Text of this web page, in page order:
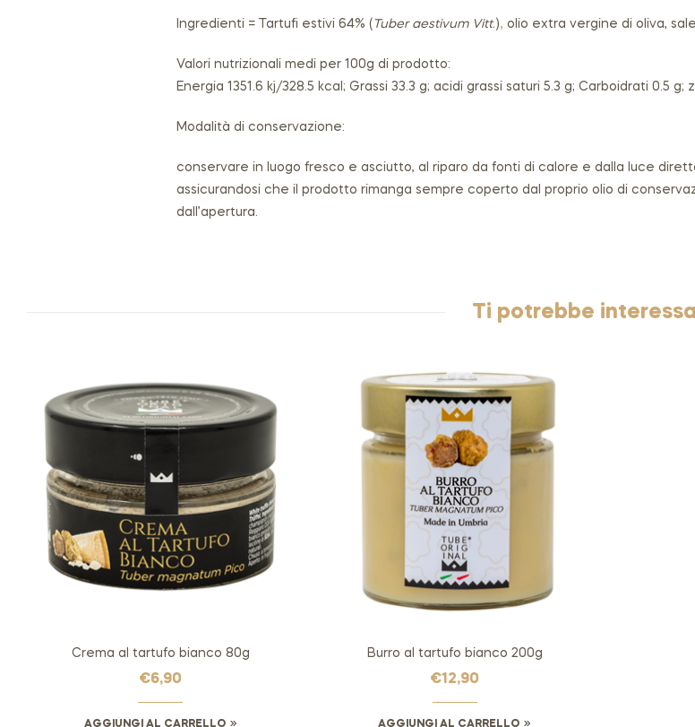
Ingredienti = Tartufi estivi 64% ( Tuber aestivum Vitt.), olio extra vergine di oliva,
Valori nutrizionali medi per 100g di prodotto:
Energia 1351.6 kj/328.5 kcal; Grassi 33.3 g; acidi grassi saturi 5.3 g; Carboidrati 0.5
Modalità di conservazione:
conservare in luogo fresco e asciutto, al riparo da fonti di calore e dalla luce
assicurandosi che il prodotto rimanga sempre coperto dal proprio olio di
dall’apertura.
Ti potrebbe
Crema al tartufo bianco 80g
€6,90
AGGIUNGI AL CARRELLO
Burro al tartufo bianco 200g
€12,90
AGGIUNGI AL CARRELLO